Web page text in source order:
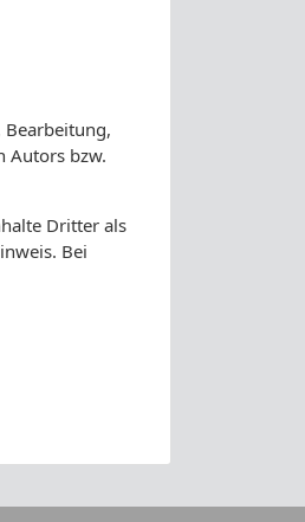
Autors bzw.
Dritter als
Bei